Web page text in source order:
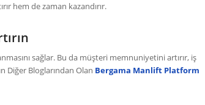
hem de zaman kazandırır.
sağlar. Bu da müşteri memnuniyetini artırır, iş
Diğer Bloglarından Olan Bergama Manlift Platform